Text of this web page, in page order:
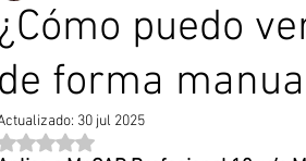
¿Cómo puedo
de forma
30 jul 2025
Obtuvo NaN de 5 estrellas.